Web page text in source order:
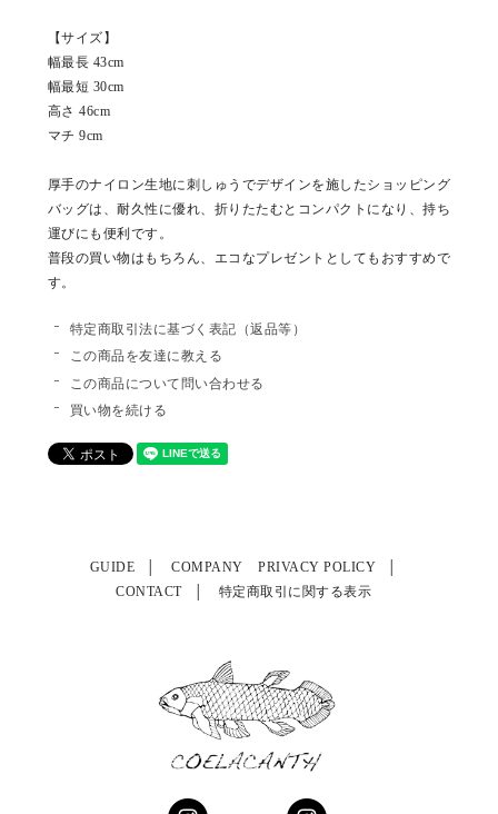
【サイズ】
幅最長 43cm
幅最短 30cm
高さ 46cm
マチ 9cm
厚手のナイロン生地に刺しゅうでデザインを施したショッピング
バッグは、耐久性に優れ、折りたたむとコンパクトになり、持ち
運びにも便利です。
普段の買い物はもちろん、エコなプレゼントとしてもおすすめで
す。
特定商取引法に基づく表記（返品等）
この商品を友達に教える
この商品について問い合わせる
買い物を続ける
GUIDE COMPANY
PRIVACY POLICY
CONTACT
特定商取引に関する表示